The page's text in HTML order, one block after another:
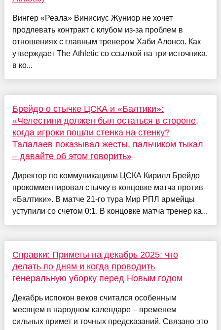
Вингер «Реала» Винисиус Жуниор не хочет
продлевать контракт с клубом из-за проблем в
отношениях с главным тренером Хаби Алонсо. Как
утверждает The Athletic со ссылкой на три источника,
в ко...
Брейдо о стычке ЦСКА и «Балтики»:
«Челестини должен был остаться в стороне,
когда игроки пошли стенка на стенку?
Талалаев показывал жесты, пальчиком тыкал
– давайте об этом говорить»
Директор по коммуникациям ЦСКА Кирилл Брейдо
прокомментировал стычку в концовке матча против
«Балтики». В матче 21-го тура Мир РПЛ армейцы
уступили со счетом 0:1. В концовке матча тренер ка...
Справки: Приметы на декабрь 2025: что
делать по дням и когда проводить
генеральную уборку перед Новым годом
Декабрь испокон веков считался особенным
месяцем в народном календаре – временем
сильных примет и точных предсказаний. Связано это